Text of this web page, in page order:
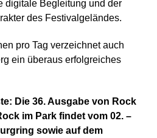
digitale Begleitung und der
des Festivalgeländes.
pro Tag verzeichnet auch
ein überaus erfolgreiches
Die 36. Ausgabe von Rock
im Park findet vom 02. –
sowie auf dem